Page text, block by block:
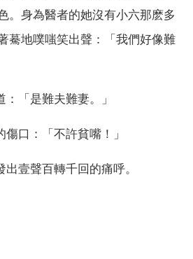
。身為醫者的她沒有小六那麽多
驀地噗嗤笑出聲：「我們好像難
「是難夫難妻。」
口：「不許貧嘴！」
壹聲百轉千回的痛呼。